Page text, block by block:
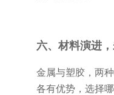
六、材料演进
金属与塑胶，两
各有优势，选择